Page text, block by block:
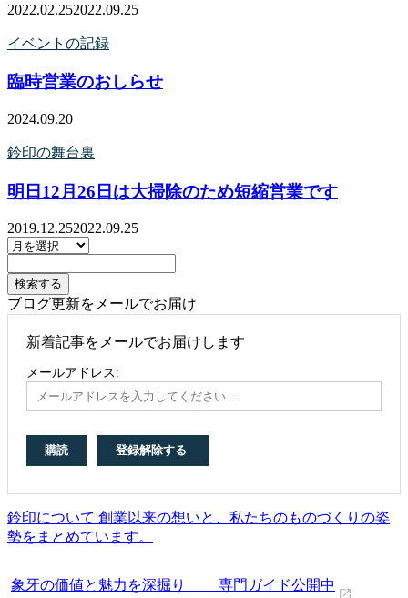
2022.02.252022.09.25
イベントの記録
臨時営業のおしらせ
2024.09.20
鈴印の舞台裏
明日12月26日は大掃除のため短縮営業です
2019.12.252022.09.25
ブログ更新をメールでお届け
新着記事をメールでお届けします
メールアドレス:
鈴印について 創業以来の想いと、私たちのものづくりの姿
勢をまとめています。
象牙の価値と魅力を深掘り 専門ガイド公開中